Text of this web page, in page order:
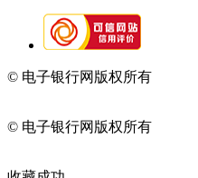
© 电子银行网版权所有
© 电子银行网版权所有